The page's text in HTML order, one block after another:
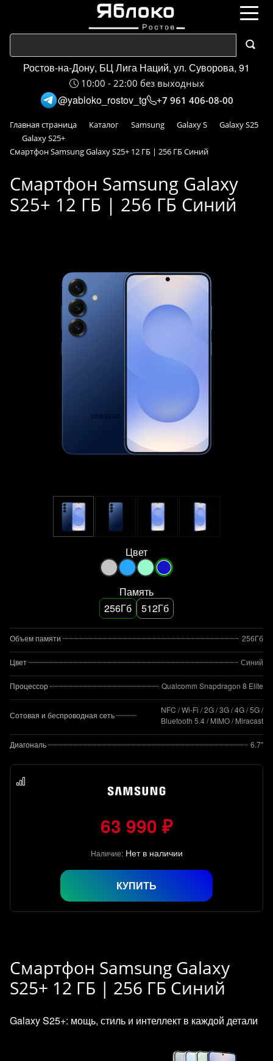
Ростов-на-Дону, БЦ Лига Наций, ул. Суворова, 91
10:00 - 22:00 без выходных
@yabloko_rostov_tg +7 961 406-08-00
Главная страница Каталог Samsung Galaxy S
Galaxy S25
Galaxy S25+
Смартфон Samsung Galaxy S25+ 12 ГБ | 256 ГБ Синий
Смартфон Samsung Galaxy
S25+ 12 ГБ | 256 ГБ Синий
Цвет
Память
256Гб
512Гб
Объем памяти 256Гб
Цвет Синий
Процессор Qualcomm Snapdragon 8 Elite
Сотовая и беспроводная сеть
NFC / Wi-Fi / 2G / 3G / 4G / 5G /
Bluetooth 5.4 / MIMO / Miracast
Диагональ 6.7"
63 990 ₽
Наличие: Нет в наличии
КУПИТЬ
Смартфон Samsung Galaxy
S25+ 12 ГБ | 256 ГБ Синий
Galaxy S25+: мощь, стиль и интеллект в каждой детали